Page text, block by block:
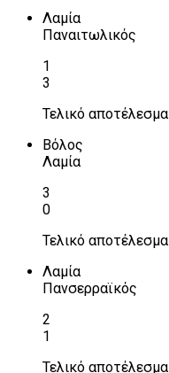
Λαμία
Παναιτωλικός
1
3
Τελικό αποτέλεσμα
Βόλος
Λαμία
3
0
Τελικό αποτέλεσμα
Λαμία
Πανσερραϊκός
2
1
Τελικό αποτέλεσμα